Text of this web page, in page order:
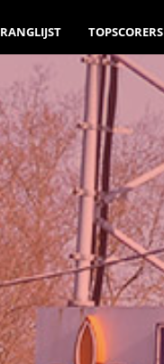
RANGLIJST TOPSCORERS